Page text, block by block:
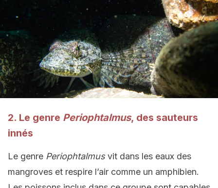
2. Le genre Periophtalmus, des sauteurs
innés
Le genre Periophtalmusvit dans les eaux des
mangroves et respire l’air comme un amphibien.